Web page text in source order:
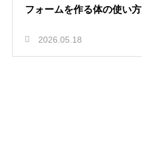
フォームを作る体の使い方
2026.05.18